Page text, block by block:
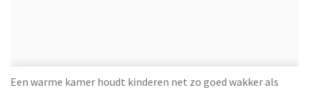
Een warme kamer houdt kinderen net zo goed wakker als